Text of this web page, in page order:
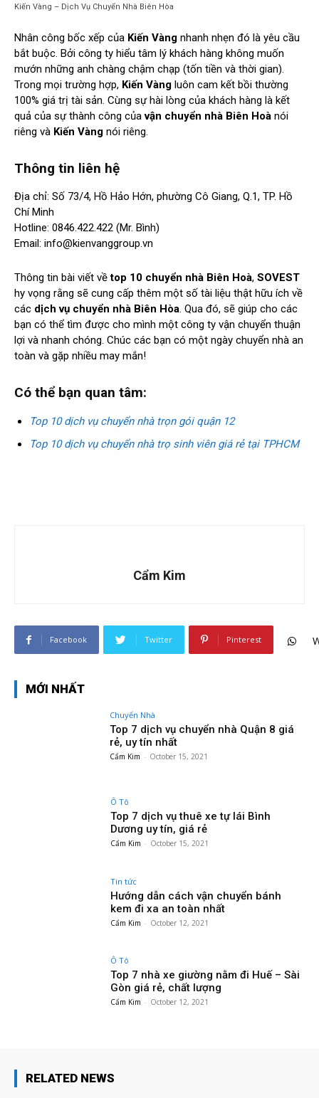
Kiến Vàng – Dịch Vụ Chuyển Nhà Biên Hòa
Nhân công bốc xếp của Kiến Vàng nhanh nhẹn đó là yêu cầu
bắt buộc. Bởi công ty hiểu tâm lý khách hàng không muốn
mướn những anh chàng chậm chạp (tốn tiền và thời gian).
Trong mọi trường hợp, Kiến Vàng luôn cam kết bồi thường
100% giá trị tài sản. Cùng sự hài lòng của khách hàng là kết
quả của sự thành công củavận chuyển nhà Biên Hoà nói
riêng và Kiến Vàng nói riêng.
Thông tin liên hệ
Địa chỉ: Số 73/4, Hồ Hảo Hớn, phường Cô Giang, Q.1, TP. Hồ
Chí Minh
Hotline: 0846.422.422 (Mr. Bình)
Email: info@kienvanggroup.vn
Thông tin bài viết vềtop 10 chuyển nhà Biên Hoà, SOVEST
hy vọng rằng sẽ cung cấp thêm một số tài liệu thật hữu ích về
các dịch vụ chuyển nhà Biên Hòa. Qua đó, sẽ giúp cho các
bạn có thể tìm được cho mình một công ty vận chuyển thuận
lợi và nhanh chóng. Chúc các bạn có một ngày chuyển nhà an
toàn và gặp nhiều may mắn!
Có thể bạn quan tâm:
Top 10 dịch vụ chuyển nhà trọn gói quận 12
Top 10 dịch vụ chuyển nhà trọ sinh viên giá rẻ tại TPHCM
Cẩm Kim
Facebook Twitter Pinterest
MỚI NHẤT
Chuyển Nhà
Top 7 dịch vụ chuyển nhà Quận 8 giá
rẻ, uy tín nhất
Cẩm Kim - October 15, 2021
Ô Tô
Top 7 dịch vụ thuê xe tự lái Bình
Dương uy tín, giá rẻ
Cẩm Kim - October 15, 2021
Tin tức
Hướng dẫn cách vận chuyển bánh
kem đi xa an toàn nhất
Cẩm Kim - October 12, 2021
Ô Tô
Top 7 nhà xe giường nằm đi Huế – Sài
Gòn giá rẻ, chất lượng
Cẩm Kim - October 12, 2021
RELATED NEWS